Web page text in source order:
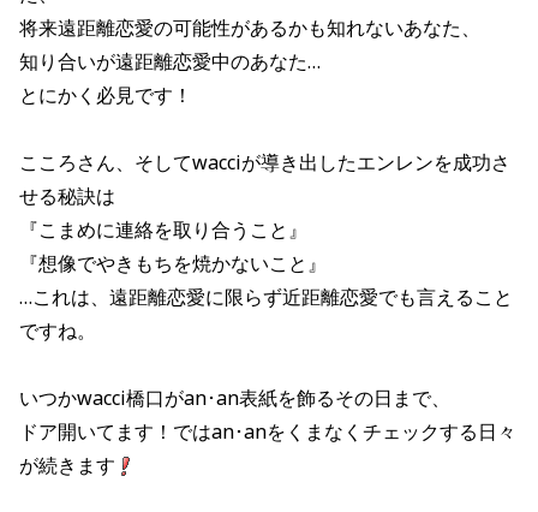
将来遠距離恋愛の可能性があるかも知れないあなた、
知り合いが遠距離恋愛中のあなた…
とにかく必見です！
こころさん、そしてwacciが導き出したエンレンを成功さ
せる秘訣は
『こまめに連絡を取り合うこと』
『想像でやきもちを焼かないこと』
…これは、遠距離恋愛に限らず近距離恋愛でも言えること
ですね。
いつかwacci橋口がan･an表紙を飾るその日まで、
ドア開いてます！ではan･anをくまなくチェックする日々
が続きます